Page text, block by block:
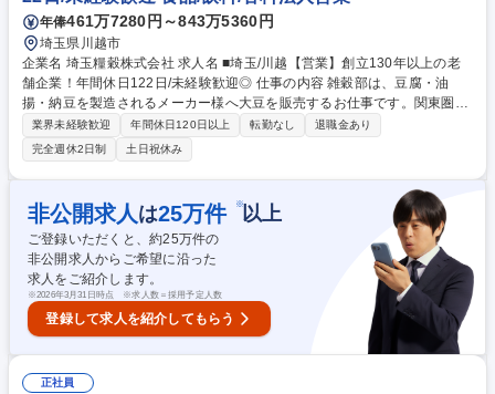
年俸461万7280円～843万5360円
埼玉県川越市
企業名 埼玉糧穀株式会社 求人名 ■埼玉/川越【営業】創立130年以上の老
舗企業！年間休日122日/未経験歓迎◎ 仕事の内容 雑穀部は、豆腐・油
揚・納豆を製造されるメーカー様へ大豆を販売するお仕事です。関東圏内
がメインとなり車用車を使用しルート営業と新規開拓が主なお仕事です。
大手のお客様ともお取引がある為、年に3回ほど地方 への出張がございま
す。飼料部は、関東圏内の乗馬倶楽部様、牛を飼育されいる酪農家様が主
なお客様となります。同じく社用車にて牧草や配合飼料の配達業務がメイ
ンとなります。建築事業部では住宅メーカーやコンクリート会社へ工業製
品用の大豆油(剥離剤)を販売しております。社用車にてルート営業、新規
開拓が主なお仕事です。どの部署についても直行直帰が可能ですので働き
やすい営業スタイルをとっています。 募集職種 ■埼玉/川越【営業】創立1
30年以上の老舗企業！年間休日122日/未経験歓迎◎
業界未経験歓迎 年間休日120日以上 転勤なし
退職金あり
完全週休2日制
土日祝休み
非公開求人 は25万件 ※以上
ご登録いただくと、約25万件の
非公開求人からご希望に沿った
求人をご紹介します。
※2026年3月31日時点 ※求人数＝採用予定人数
登録して求人を紹介してもらう
正社員